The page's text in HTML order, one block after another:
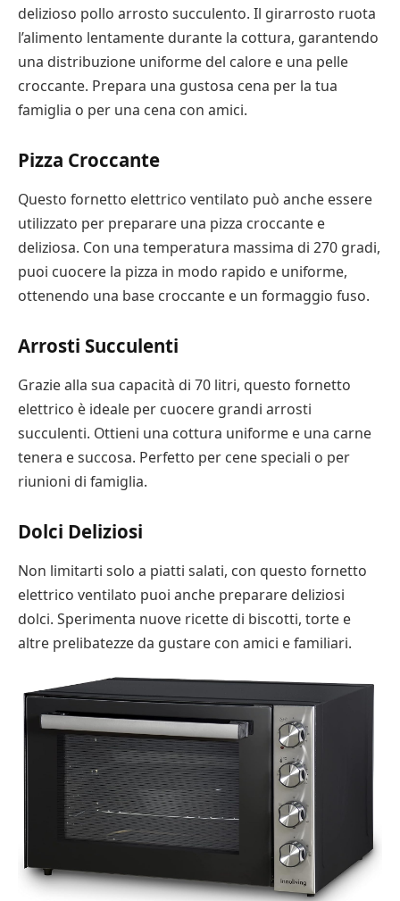
delizioso pollo arrosto succulento. Il girarrosto ruota
l’alimento lentamente durante la cottura, garantendo
una distribuzione uniforme del calore e una pelle
croccante. Prepara una gustosa cena per la tua
famiglia o per una cena con amici.
Pizza Croccante
Questo fornetto elettrico ventilato può anche essere
utilizzato per preparare una pizza croccante e
deliziosa. Con una temperatura massima di 270 gradi,
puoi cuocere la pizza in modo rapido e uniforme,
ottenendo una base croccante e un formaggio fuso.
Arrosti Succulenti
Grazie alla sua capacità di 70 litri, questo fornetto
elettrico è ideale per cuocere grandi arrosti
succulenti. Ottieni una cottura uniforme e una carne
tenera e succosa. Perfetto per cene speciali o per
riunioni di famiglia.
Dolci Deliziosi
Non limitarti solo a piatti salati, con questo fornetto
elettrico ventilato puoi anche preparare deliziosi
dolci. Sperimenta nuove ricette di biscotti, torte e
altre prelibatezze da gustare con amici e familiari.